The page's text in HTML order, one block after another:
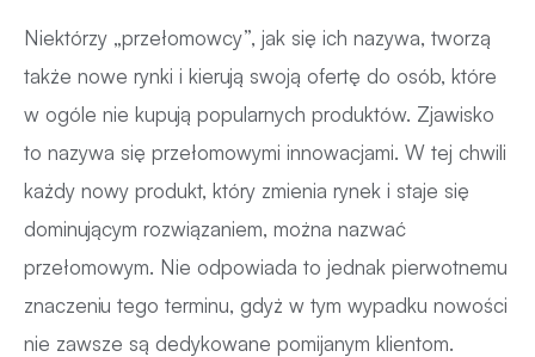
Niektórzy „przełomowcy”, jak się ich nazywa, tworzą
także nowe rynki i kierują swoją ofertę do osób, które
w ogóle nie kupują popularnych produktów. Zjawisko
to nazywa się przełomowymi innowacjami. W tej chwili
każdy nowy produkt, który zmienia rynek i staje się
dominującym rozwiązaniem, można nazwać
przełomowym. Nie odpowiada to jednak pierwotnemu
znaczeniu tego terminu, gdyż w tym wypadku nowości
nie zawsze są dedykowane pomijanym klientom.